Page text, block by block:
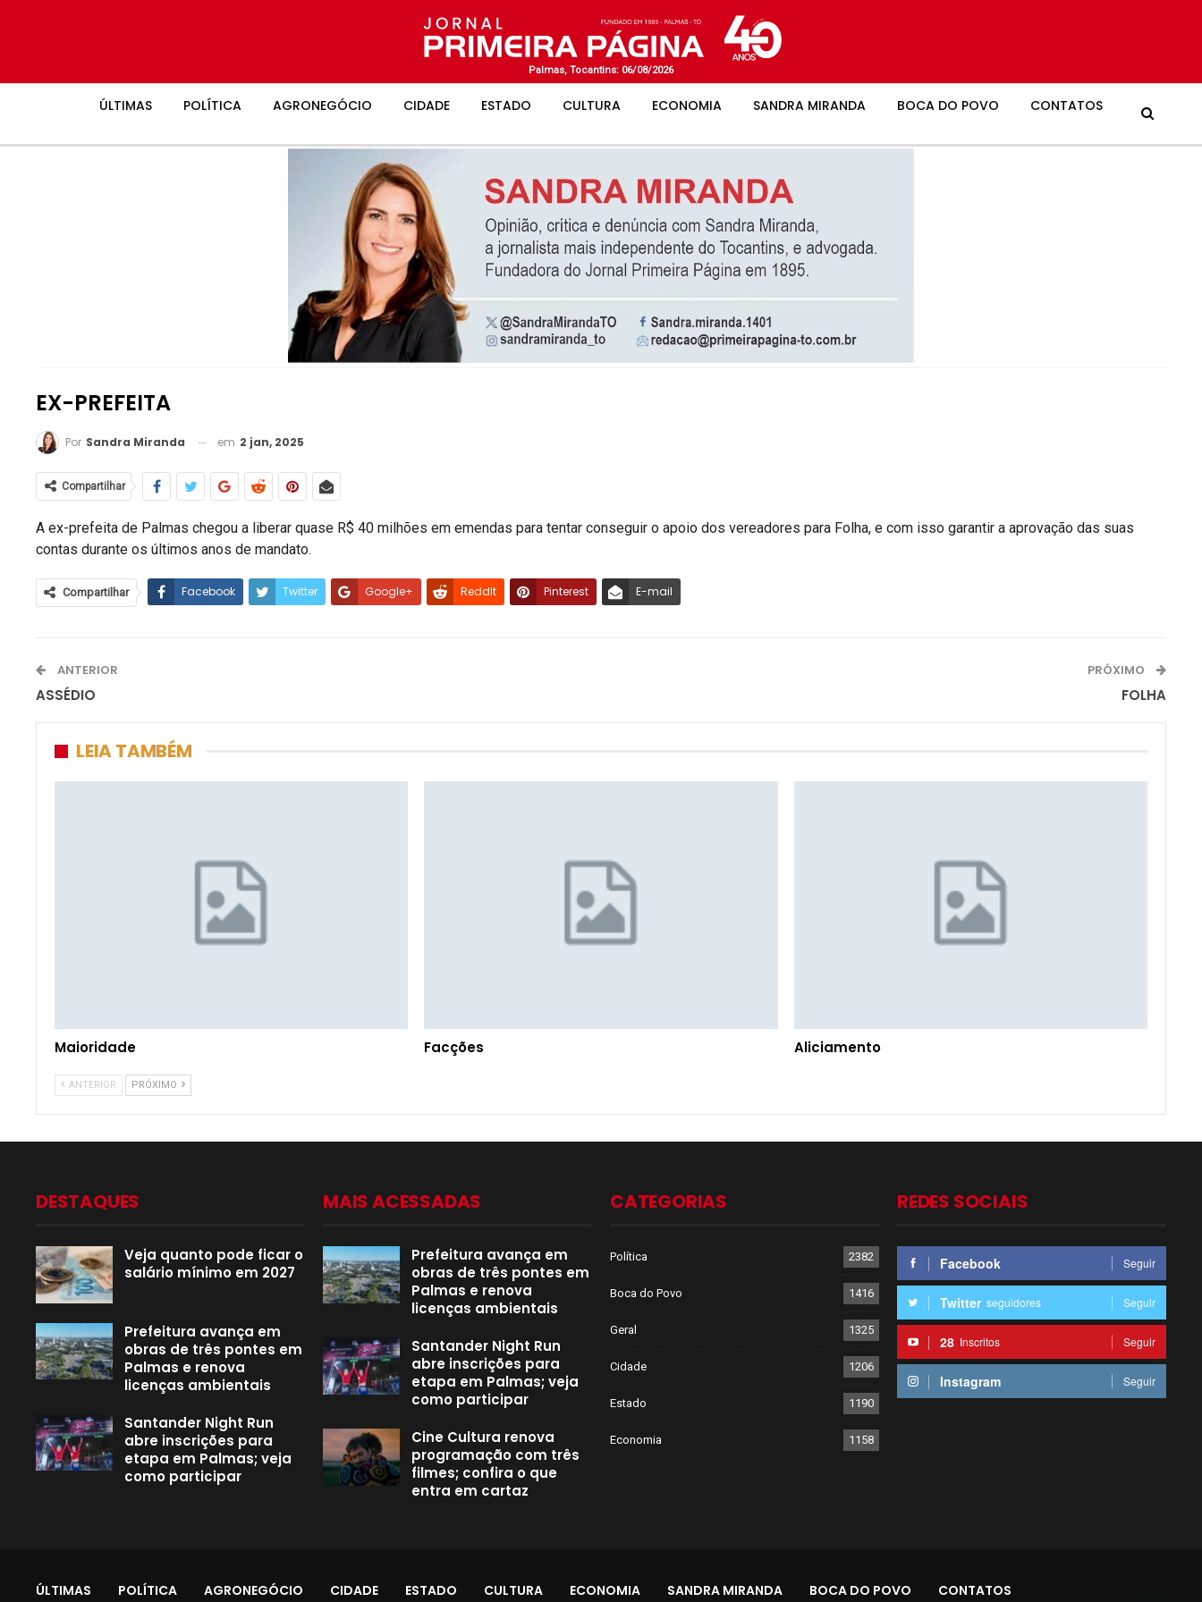
Palmas, Tocantins: 06/08/2026
ÚLTIMAS POLÍTICA AGRONEGÓCIO CIDADE ESTADO CULTURA ECONOMIA SANDRA MIRANDA BOCA DO POVO CONTATOS
EX-PREFEITA
Por Sandra Miranda em 2 jan, 2025
Compartilhar
A ex-prefeita de Palmas chegou a liberar quase R$ 40 milhões em emendas para tentar conseguir o apoio dos vereadores para Folha, e com isso garantir a aprovação das suas
contas durante os últimos anos de mandato.
Compartilhar Facebook Twitter Google+ ReddIt Pinterest E-mail
ANTERIOR
ASSÉDIO
PRÓXIMO
FOLHA
LEIA TAMBÉM
Maioridade Facções Aliciamento
ANTERIOR PRÓXIMO
DESTAQUES
Veja quanto pode ficar o
salário mínimo em 2027
Prefeitura avança em
obras de três pontes em
Palmas e renova
licenças ambientais
Santander Night Run
abre inscrições para
etapa em Palmas; veja
como participar
MAIS ACESSADAS
Prefeitura avança em
obras de três pontes em
Palmas e renova
licenças ambientais
Santander Night Run
abre inscrições para
etapa em Palmas; veja
como participar
Cine Cultura renova
programação com três
filmes; confira o que
entra em cartaz
CATEGORIAS
Política 2382
Boca do Povo 1416
Geral 1325
Cidade 1206
Estado 1190
Economia 1158
REDES SOCIAIS
Facebook Seguir
Twitter seguidores Seguir
28 Inscritos Seguir
Instagram Seguir
ÚLTIMAS POLÍTICA AGRONEGÓCIO CIDADE ESTADO CULTURA ECONOMIA SANDRA MIRANDA BOCA DO POVO CONTATOS